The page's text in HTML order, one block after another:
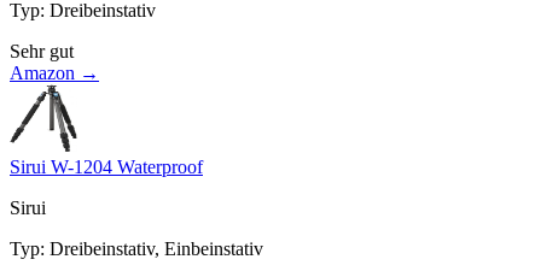
Typ: Dreibeinstativ
Sehr gut
Amazon →
Sirui W-1204 Waterproof
Sirui
Typ: Dreibeinstativ, Einbeinstativ